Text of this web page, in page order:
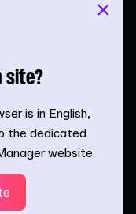
findest,
site?
is in English,
the dedicated
website.
×